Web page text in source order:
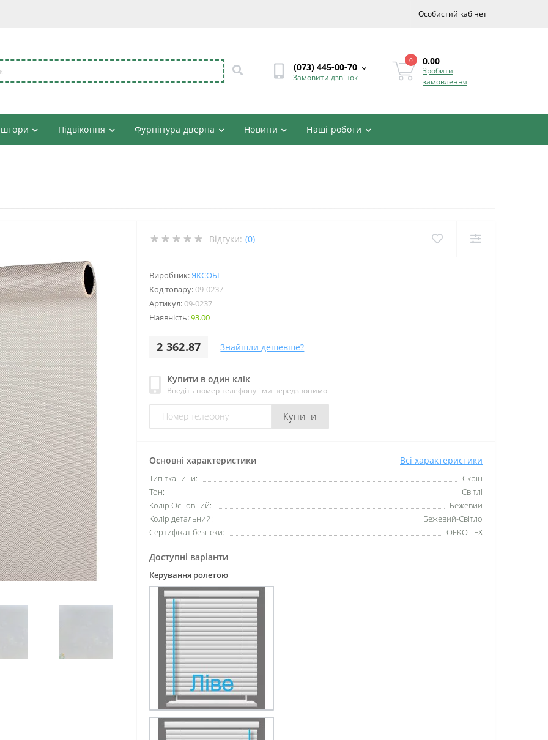
Особистий кабінет
(073) 445-00-70
Замовити дзвінок
0 0.00
Зробити
замовлення
штори Підвіконня Фурнінура дверна Новини Наші роботи
Відгуки: (0)
Виробник:ЯКСОБІ
Код товару:09-0237
Артикул:09-0237
Наявність:93.00
2 362.87 Знайшли дешевше?
Купити в один клік
Введіть номер телефону і ми передзвонимо
Купити
Основні характеристики Всі характеристики
Тип тканини:
Скрін
Тон:
Світлі
Колір Основний:
Бежевий
Колір детальний:
Бежевий-Світло
Сертифікат безпеки:
OEKO-TEX
Доступні варіанти
Керування ролетою